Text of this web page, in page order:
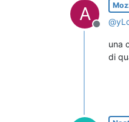
A
Non in
@
una
di